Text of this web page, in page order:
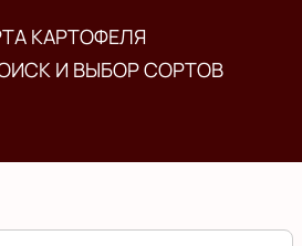
КАРТОФЕЛЯ
И ВЫБОР СОРТОВ